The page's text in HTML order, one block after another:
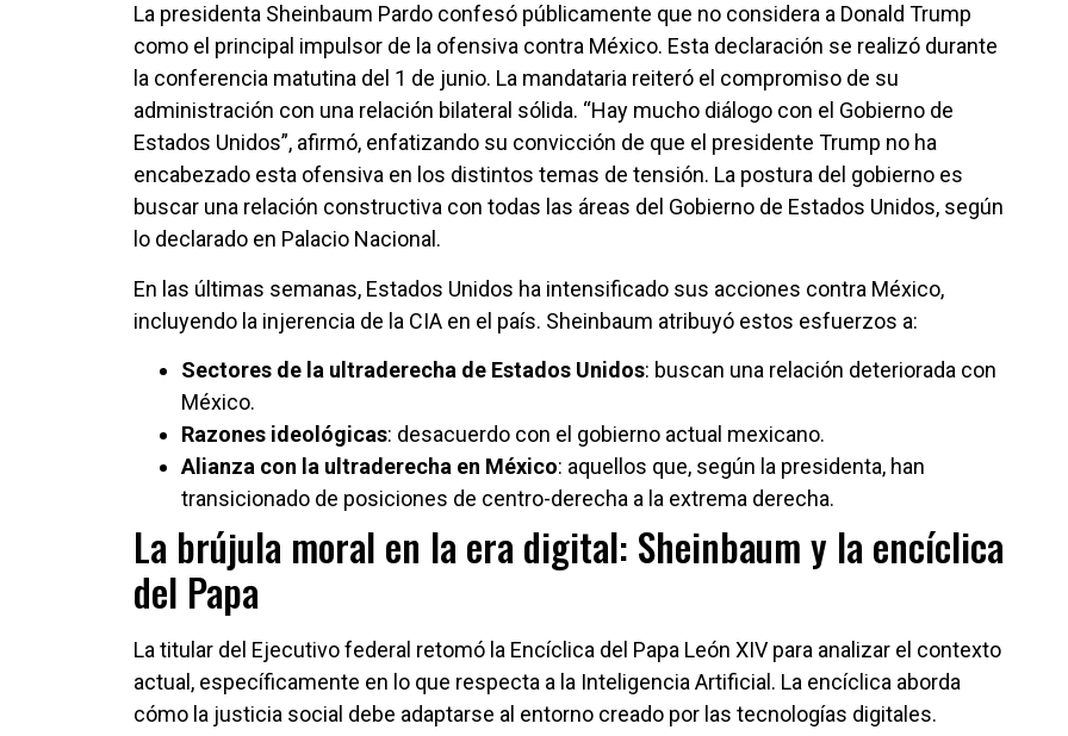
La presidenta Sheinbaum Pardo confesó públicamente que no considera a Donald Trump
como el principal impulsor de la ofensiva contra México. Esta declaración se realizó durante
la conferencia matutina del 1 de junio. La mandataria reiteró el compromiso de su
administración con una relación bilateral sólida. “Hay mucho diálogo con el Gobierno de
Estados Unidos”, afirmó, enfatizando su convicción de que el presidente Trump no ha
encabezado esta ofensiva en los distintos temas de tensión. La postura del gobierno es
buscar una relación constructiva con todas las áreas del Gobierno de Estados Unidos, según
lo declarado en Palacio Nacional.
En las últimas semanas, Estados Unidos ha intensificado sus acciones contra México,
incluyendo la injerencia de la CIA en el país. Sheinbaum atribuyó estos esfuerzos a:
Sectores de la ultraderecha de Estados Unidos: buscan una relación deteriorada con
México.
Razones ideológicas: desacuerdo con el gobierno actual mexicano.
Alianza con la ultraderecha en México: aquellos que, según la presidenta, han
transicionado de posiciones de centro-derecha a la extrema derecha.
La brújula moral en la era digital: Sheinbaum y la encíclica
del Papa
La titular del Ejecutivo federal retomó la Encíclica del Papa León XIV para analizar el contexto
actual, específicamente en lo que respecta a la Inteligencia Artificial. La encíclica aborda
cómo la justicia social debe adaptarse al entorno creado por las tecnologías digitales.